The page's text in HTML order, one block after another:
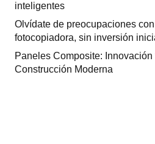
inteligentes
Olvídate de preocupaciones
fotocopiadora, sin inversión
Paneles Composite:
Construcción Moderna